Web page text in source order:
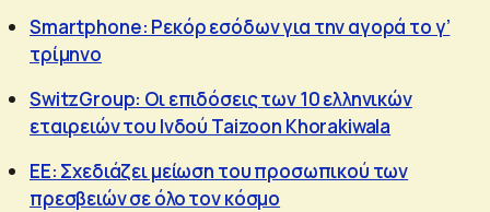
Smartphone: Ρεκόρ εσόδων για την αγορά το γ’
τρίμηνο
SwitzGroup: Οι επιδόσεις των 10 ελληνικών
εταιρειών του Ινδού Taizoon Khorakiwala
ΕΕ: Σχεδιάζει μείωση του προσωπικού των
πρεσβειών σε όλο τον κόσμο